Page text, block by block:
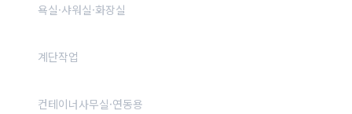
욕실·샤워실·화장실
계단작업
컨테이너사무실·연동용